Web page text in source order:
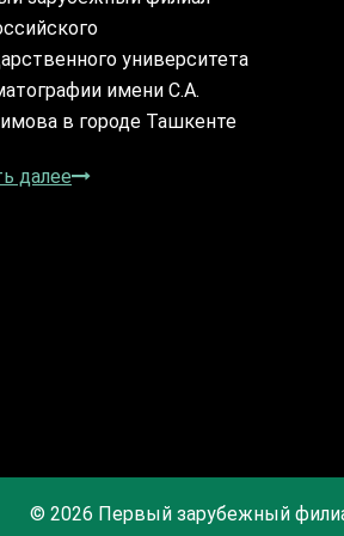
университета
имени С.А.
в городе Ташкенте
далее
© 2026 Первый зарубежный